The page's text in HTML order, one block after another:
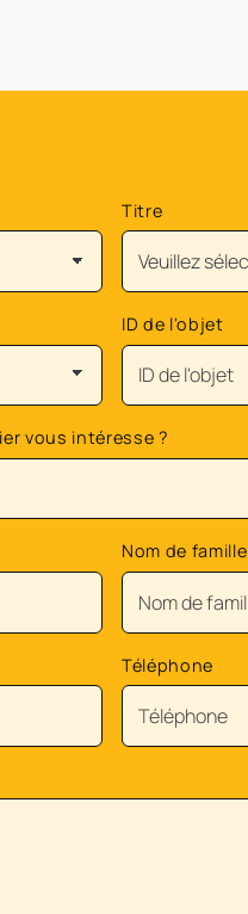
Titre
ID de l'objet
vous intéresse ?
Nom de famille
Téléphone